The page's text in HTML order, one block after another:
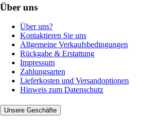
Über uns
Über uns?
Kontaktieren Sie uns
Allgemeine Verkaufsbedingungen
Rückgabe & Erstattung
Impressum
Zahlungsarten
Lieferkosten und Versandoptionen
Hinweis zum Datenschutz
Unsere Geschäfte